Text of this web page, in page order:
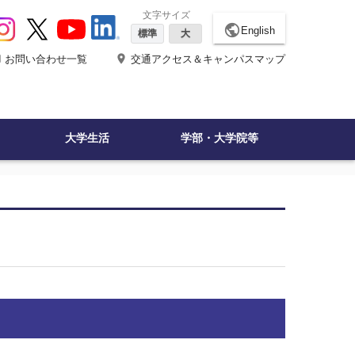
文字サイズ
標準
大 public English
お問い合わせ一覧 place 交通アクセス＆キャンパスマップ
大学生活 学部・大学院等